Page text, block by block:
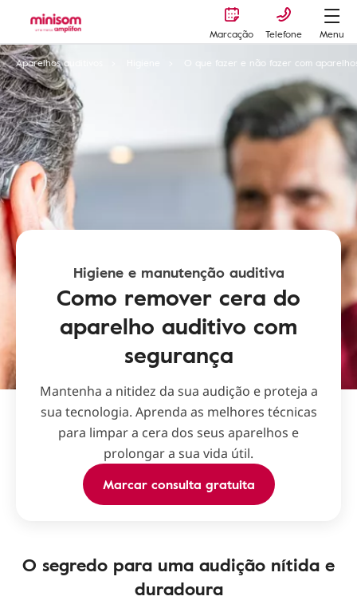
Marcação Telefone
Menu
Aparelhos auditivos
O que fazer e não fazer com
Higiene e manutenção auditiva
Como remover cera do
aparelho auditivo com
segurança
Mantenha a nitidez da sua audição e proteja a
sua tecnologia. Aprenda as melhores técnicas
para limpar a cera dos seus aparelhos e
prolongar a sua vida útil.
Marcar consulta gratuita
O segredo para uma audição nítida e
duradoura